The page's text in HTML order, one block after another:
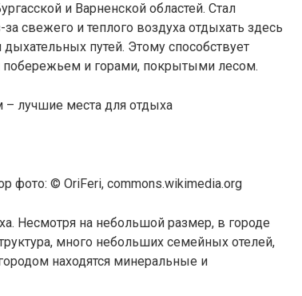
и Варненской областей. Стал
свежего и теплого воздуха отдыхать здесь
путей. Этому способствует
и горами, покрытыми лесом.
фото: © OriFeri, commons.wikimedia.org
Несмотря на небольшой размер, в городе
много небольших семейных отелей,
находятся минеральные и